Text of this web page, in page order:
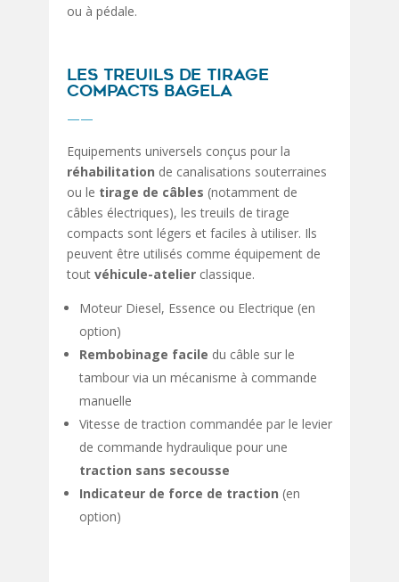
ou à pédale.
LES TREUILS DE TIRAGE
COMPACTS BAGELA
——
Equipements universels conçus pour la
réhabilitation de canalisations souterraines
ou le tirage de câbles (notamment de
câbles électriques), les treuils de tirage
compacts sont légers et faciles à utiliser. Ils
peuvent être utilisés comme équipement de
tout véhicule-atelierclassique.
Moteur Diesel, Essence ou Electrique (en
option)
Rembobinage facile du câble sur le
tambour via un mécanisme à commande
manuelle
Vitesse de traction commandée par le levier
de commande hydraulique pour une
traction sans secousse
Indicateur de force de traction (en
option)